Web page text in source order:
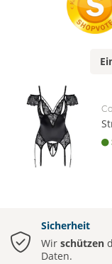
Sicherheit
Wir schützen
Daten.